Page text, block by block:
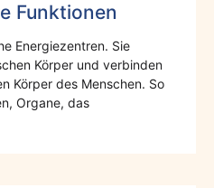
Funktionen
Energiezentren. Sie
Körper und verbinden
Körper des Menschen. So
Organe, das